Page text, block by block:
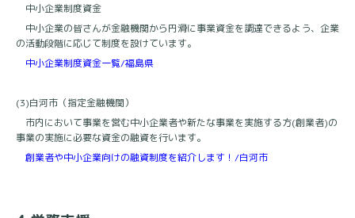
中小企業制度資金
中小企業の皆さんが金融機関から円滑に事業資金を調達できるよう、企業
の活動段階に応じて制度を設けています。
中小企業制度資金一覧/福島県
(3)白河市（指定金融機関）
市内において事業を営む中小企業者や新たな事業を実施する方(創業者)の
事業の実施に必要な資金の融資を行います。
創業者や中小企業向けの融資制度を紹介します！/白河市